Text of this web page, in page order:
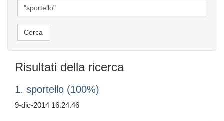
Risultati della ricerca
1. sportello (100%)
9-dic-2014 16.24.46